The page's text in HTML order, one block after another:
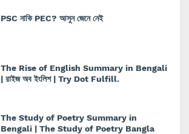
PSC নাকি PEC? আসুন জেনে নেই
The Rise of English Summary in Bengali
| রাইজ অব ইংলিশ | Try Dot Fulfill.
The Study of Poetry Summary in
Bengali | The Study of Poetry Bangla